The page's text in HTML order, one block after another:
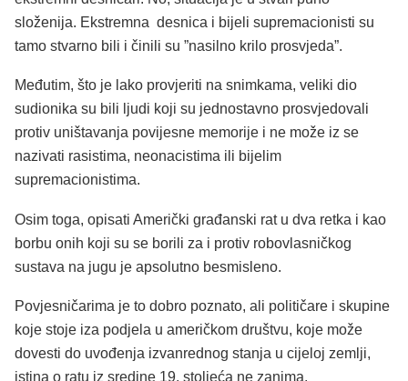
složenija. Ekstremna desnica i bijeli supremacionisti su
tamo stvarno bili i činili su ”nasilno krilo prosvjeda”.
Međutim, što je lako provjeriti na snimkama, veliki dio
sudionika su bili ljudi koji su jednostavno prosvjedovali
protiv uništavanja povijesne memorije i ne može iz se
nazivati rasistima, neonacistima ili bijelim
supremacionistima.
Osim toga, opisati Američki građanski rat u dva retka i kao
borbu onih koji su se borili za i protiv robovlasničkog
sustava na jugu je apsolutno besmisleno.
Povjesničarima je to dobro poznato, ali političare i skupine
koje stoje iza podjela u američkom društvu, koje može
dovesti do uvođenja izvanrednog stanja u cijeloj zemlji,
istina o ratu iz sredine 19. stoljeća ne zanima.